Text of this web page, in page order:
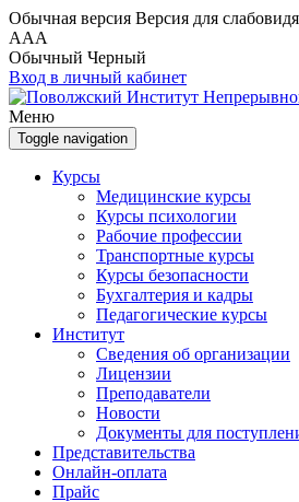
Обычная версия Версия для
AAA
Обычный Черный
Вход в личный кабинет
Меню
Toggle navigation
Курсы
Медицинские курсы
Курсы психологии
Рабочие профессии
Транспортные курсы
Курсы безопасности
Бухгалтерия и кадры
Педагогические курсы
Институт
Сведения об организации
Лицензии
Преподаватели
Новости
Документы для
Представительства
Онлайн-оплата
Прайс